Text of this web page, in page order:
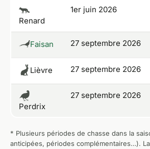
Renard
1er juin 2026
Faisan 27 septembre 2026
Lièvre 27 septembre 2026
Perdrix
27 septembre 2026
* Plusieurs périodes de chasse dans la
anticipées, périodes complémentaires…).